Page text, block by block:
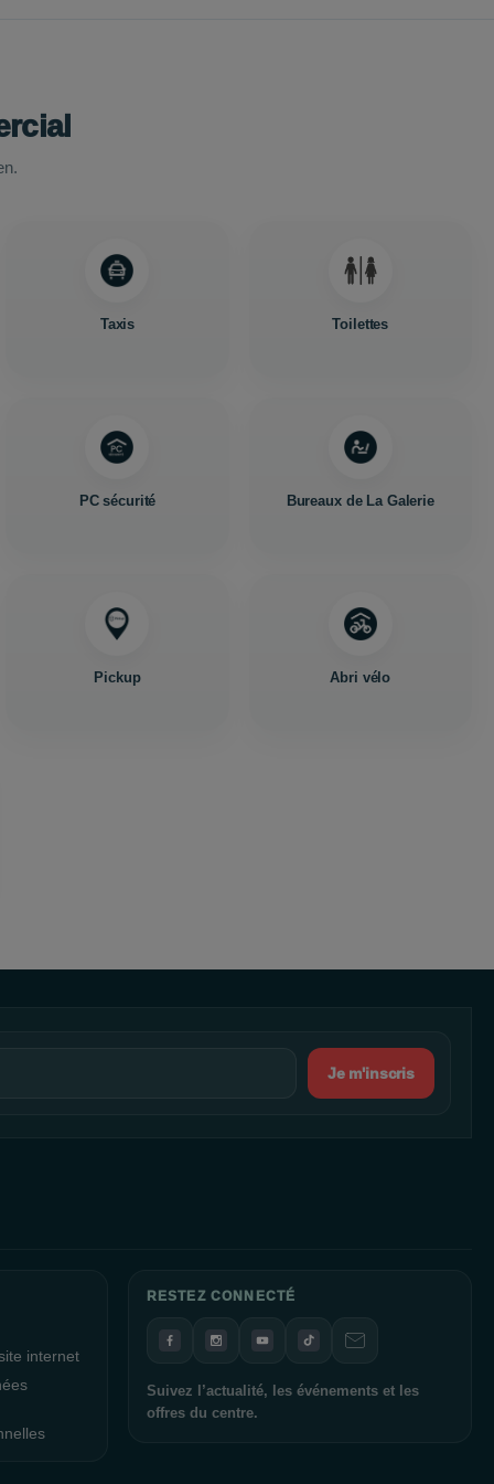
Taxis Toilettes
PC sécurité Bureaux de La Galerie
Pickup Abri vélo
Je m'inscris
internet
RESTEZ CONNECTÉ
Suivez l’actualité, les événements et les
offres du centre.